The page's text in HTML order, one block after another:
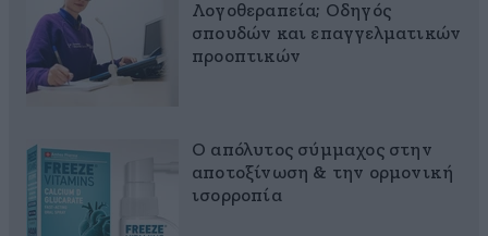
Λογοθεραπεία; Οδηγός
σπουδών και επαγγελματικών
προοπτικών
Ο απόλυτος σύμμαχος στην
αποτοξίνωση & την ορμονική
ισορροπία